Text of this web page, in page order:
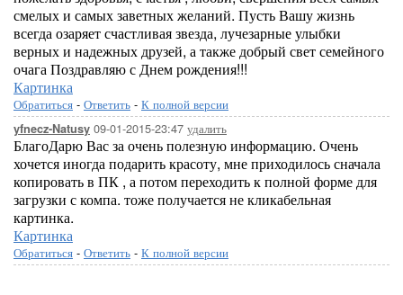
смелых и самых заветных желаний. Пусть Вашу жизнь
всегда озаряет счастливая звезда, лучезарные улыбки
верных и надежных друзей, а также добрый свет семейного
очага Поздравляю с Днем рождения!!!
Картинка
Обратиться - Ответить - К полной версии
yfnecz-Natusy 09-01-2015-23:47 удалить
БлагоДарю Вас за очень полезную информацию. Очень
хочется иногда подарить красоту, мне приходилось сначала
копировать в ПК , а потом переходить к полной форме для
загрузки с компа. тоже получается не кликабельная
картинка.
Картинка
Обратиться - Ответить - К полной версии